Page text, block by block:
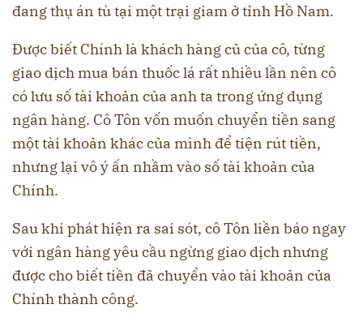
đang thụ án tù tại một trại giam ở tỉnh Hồ Nam.
Được biết Chính là khách hàng cũ của cô, từng
giao dịch mua bán thuốc lá rất nhiều lần nên cô
có lưu số tài khoản của anh ta trong ứng dụng
ngân hàng. Cô Tôn vốn muốn chuyển tiền sang
một tài khoản khác của mình để tiện rút tiền,
nhưng lại vô ý ấn nhầm vào số tài khoản của
Chính.
Sau khi phát hiện ra sai sót, cô Tôn liền báo ngay
với ngân hàng yêu cầu ngừng giao dịch nhưng
được cho biết tiền đã chuyển vào tài khoản của
Chính thành công.